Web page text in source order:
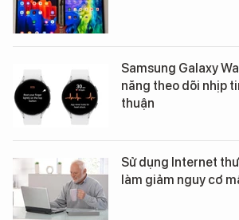
Samsung Galaxy
năng theo dõi nhịp
thuận
Sử dụng Internet
làm giảm nguy cơ